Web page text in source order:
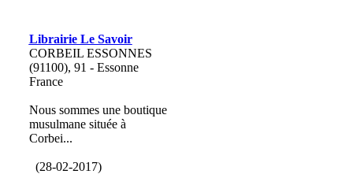
Librairie Le Savoir
CORBEIL ESSONNES
(91100), 91 - Essonne
France
Nous sommes une boutique
musulmane située à
Corbei...
(28-02-2017)